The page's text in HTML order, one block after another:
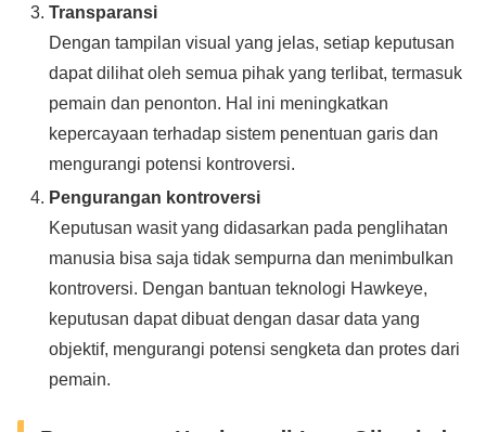
Transparansi
Dengan tampilan visual yang jelas, setiap keputusan
dapat dilihat oleh semua pihak yang terlibat, termasuk
pemain dan penonton. Hal ini meningkatkan
kepercayaan terhadap sistem penentuan garis dan
mengurangi potensi kontroversi.
Pengurangan kontroversi
Keputusan wasit yang didasarkan pada penglihatan
manusia bisa saja tidak sempurna dan menimbulkan
kontroversi. Dengan bantuan teknologi Hawkeye,
keputusan dapat dibuat dengan dasar data yang
objektif, mengurangi potensi sengketa dan protes dari
pemain.